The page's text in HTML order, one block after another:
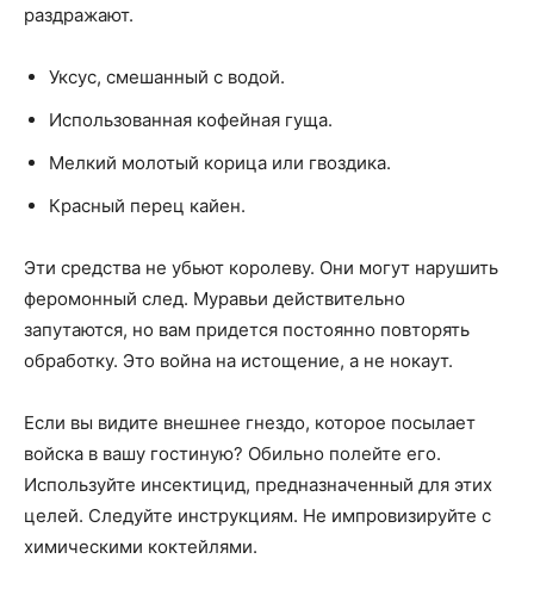
раздражают.
Уксус, смешанный с водой.
Использованная кофейная гуща.
Мелкий молотый корица или гвоздика.
Красный перец кайен.
Эти средства не убьют королеву. Они могут нарушить
феромонный след. Муравьи действительно
запутаются, но вам придется постоянно повторять
обработку. Это война на истощение, а не нокаут.
Если вы видите внешнее гнездо, которое посылает
войска в вашу гостиную? Обильно полейте его.
Используйте инсектицид, предназначенный для этих
целей. Следуйте инструкциям. Не импровизируйте с
химическими коктейлями.